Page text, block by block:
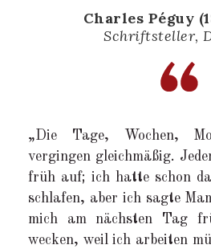
Charles Péguy
Schriftsteller,
„Die Tage, Wochen, Monate und Jahre
vergingen gleichmäßig.
früh auf; ich hatte schon
schlafen, aber ich sagte
mich am nächsten Tag
wecken, weil ich arbeiten